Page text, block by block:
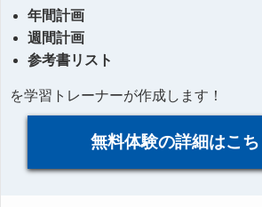
年間計画
週間計画
参考書リスト
を学習トレーナーが作成します！
無料体験の詳細はこち